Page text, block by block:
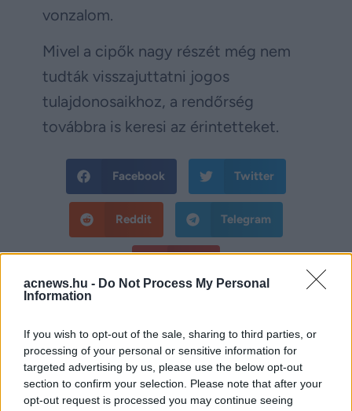
acnews.hu - Do Not Process My Personal
Information
If you wish to opt-out of the sale, sharing to third parties, or
processing of your personal or sensitive information for
targeted advertising by us, please use the below opt-out
section to confirm your selection. Please note that after your
opt-out request is processed you may continue seeing
vonzalom.
Mivel a cipők nagy részét még nem
tudták visszajuttatni jogos
tulajdonosaikhoz, a rendőrség
továbbra is keresi az érintetteket.
Facebook Twitter
Reddit Telegram
Hirdetés